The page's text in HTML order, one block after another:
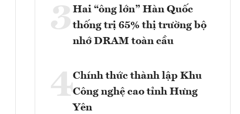
3 Hai “ông lớn” Hàn Quốc
thống trị 65% thị trường bộ
nhớ DRAM toàn cầu
4Chính thức thành lập Khu
Công nghệ cao tỉnh Hưng
Yên